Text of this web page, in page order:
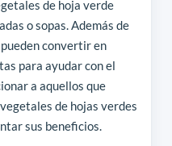
de hoja verde
o sopas. Además de
convertir en
para ayudar con el
a aquellos que
de hojas verdes
sus beneficios.